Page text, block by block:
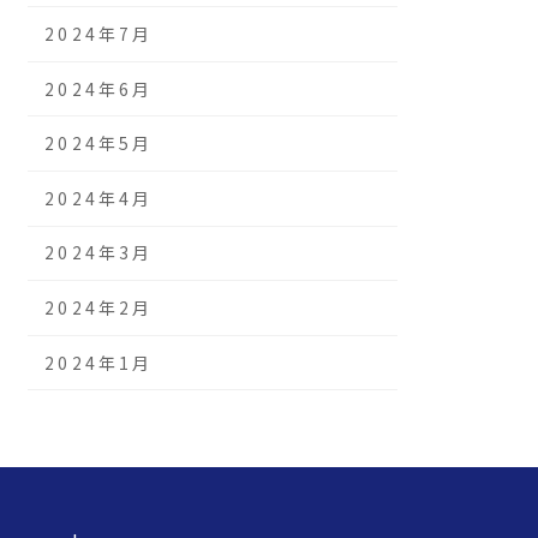
2024年7月
2024年6月
2024年5月
2024年4月
2024年3月
2024年2月
2024年1月